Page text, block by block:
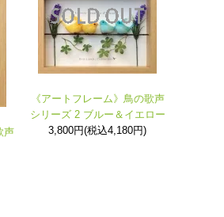
声
《アートフレーム》鳥の歌声
シリーズ 2 ブルー＆イエロー
3,800円(税込4,180円)